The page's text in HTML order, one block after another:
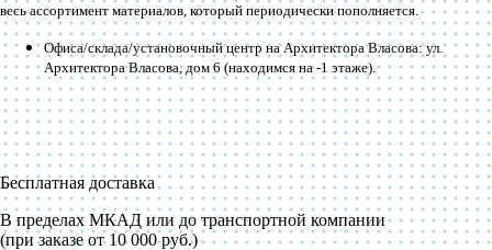
весь ассортимент материалов, который периодически пополняется.
Офиса/склада/установочный центр на Архитектора Власова: ул.
Архитектора Власова, дом 6 (находимся на -1 этаже).
Бесплатная доставка
В пределах МКАД или до транспортной компании
(при заказе от 10 000 руб.)